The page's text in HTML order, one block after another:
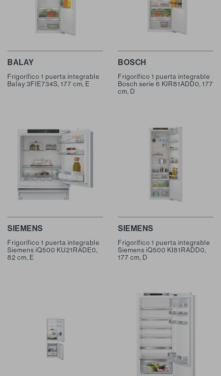
BALAY
Frigorífico 1 puerta integrable
Balay 3FIE734S, 177 cm, E
BOSCH
Frigorífico 1 puerta integrable
Bosch serie 6 KIR81ADD0, 177
cm, D
SIEMENS
Frigorífico 1 puerta integrable
Siemens iQ500 KU21RADE0,
82 cm, E
SIEMENS
Frigorífico 1 puerta integrable
Siemens iQ500 KI81RADD0,
177 cm, D